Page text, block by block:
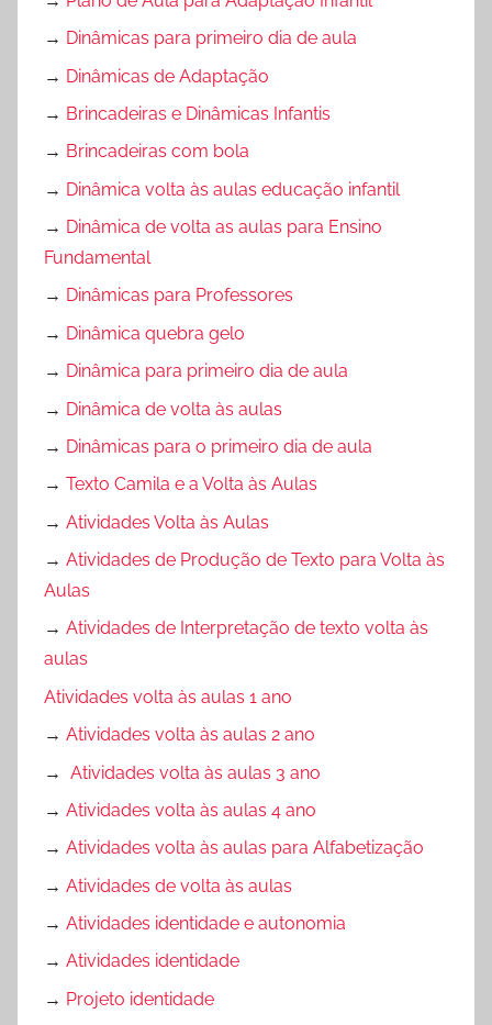
→ Dinâmicas para primeiro dia de aula
→ Dinâmicas de Adaptação
→ Brincadeiras e Dinâmicas Infantis
→ Brincadeiras com bola
→ Dinâmica volta às aulas educação infantil
→ Dinâmica de volta as aulas para Ensino
Fundamental
→ Dinâmicas para Professores
→ Dinâmica quebra gelo
→ Dinâmica para primeiro dia de aula
→ Dinâmica de volta às aulas
→ Dinâmicas para o primeiro dia de aula
→ Texto Camila e a Volta às Aulas
→ Atividades Volta às Aulas
→ Atividades de Produção de Texto para Volta às
Aulas
→ Atividades de Interpretação de texto volta às
aulas
Atividades volta às aulas 1 ano
→ Atividades volta às aulas 2 ano
→ Atividades volta às aulas 3 ano
→ Atividades volta às aulas 4 ano
→ Atividades volta às aulas para Alfabetização
→ Atividades de volta às aulas
→ Atividades identidade e autonomia
→ Atividades identidade
→ Projeto identidade